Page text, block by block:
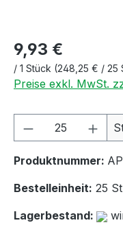
9,93 €
/ 1 Stück (248,25 € / 25
Preise exkl. MwSt.
Produkt
Produktnummer:
Bestelleinheit: 25
Lagerbestand: